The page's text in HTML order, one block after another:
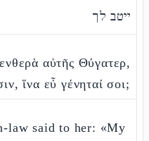
ייטב לך
αὐτῆς Θύγατερ,
ἵνα εὖ γένηταί σοι;
law said to her: «My